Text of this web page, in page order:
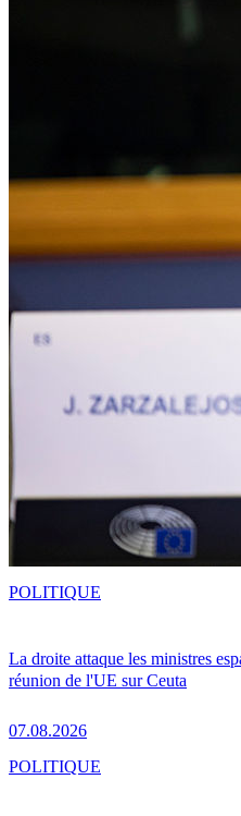
La droite attaque les ministres
réunion de l'UE sur Ceuta
07.08.2026
POLITIQUE
POLITIQUE